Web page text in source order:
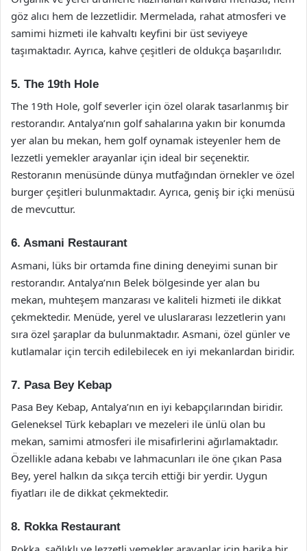
göz alıcı hem de lezzetlidir. Mermelada, rahat atmosferi ve
samimi hizmeti ile kahvaltı keyfini bir üst seviyeye
taşımaktadır. Ayrıca, kahve çeşitleri de oldukça başarılıdır.
5. The 19th Hole
The 19th Hole, golf severler için özel olarak tasarlanmış bir
restorandır. Antalya’nın golf sahalarına yakın bir konumda
yer alan bu mekan, hem golf oynamak isteyenler hem de
lezzetli yemekler arayanlar için ideal bir seçenektir.
Restoranın menüsünde dünya mutfağından örnekler ve özel
burger çeşitleri bulunmaktadır. Ayrıca, geniş bir içki menüsü
de mevcuttur.
6. Asmani Restaurant
Asmani, lüks bir ortamda fine dining deneyimi sunan bir
restorandır. Antalya’nın Belek bölgesinde yer alan bu
mekan, muhteşem manzarası ve kaliteli hizmeti ile dikkat
çekmektedir. Menüde, yerel ve uluslararası lezzetlerin yanı
sıra özel şaraplar da bulunmaktadır. Asmani, özel günler ve
kutlamalar için tercih edilebilecek en iyi mekanlardan biridir.
7. Pasa Bey Kebap
Pasa Bey Kebap, Antalya’nın en iyi kebapçılarından biridir.
Geleneksel Türk kebapları ve mezeleri ile ünlü olan bu
mekan, samimi atmosferi ile misafirlerini ağırlamaktadır.
Özellikle adana kebabı ve lahmacunları ile öne çıkan Pasa
Bey, yerel halkın da sıkça tercih ettiği bir yerdir. Uygun
fiyatları ile de dikkat çekmektedir.
8. Rokka Restaurant